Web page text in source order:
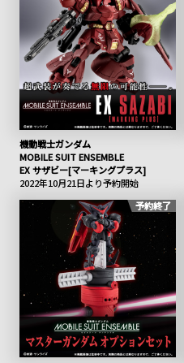
機動戦士ガンダム
MOBILE SUIT ENSEMBLE
EX サザビー[マーキングプラス]
2022年10月21日より予約開始
予約終了